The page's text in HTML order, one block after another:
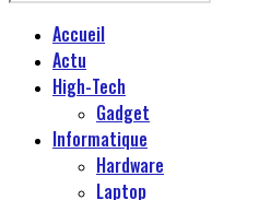
Accueil
Actu
High-Tech
Gadget
Informatique
Hardware
Laptop